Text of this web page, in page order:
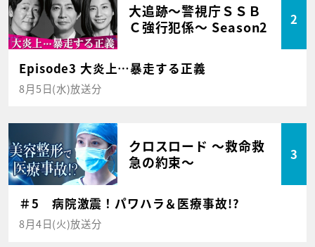
大追跡～警視庁ＳＳＢ
Ｃ強行犯係～ Season2
2
Episode3 大炎上…暴走する正義
8月5日(水)放送分
クロスロード ～救命救
急の約束～
3
＃5 病院激震！パワハラ＆医療事故!?
8月4日(火)放送分